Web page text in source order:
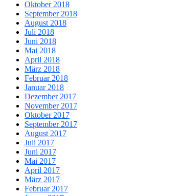
Oktober 2018
September 2018
August 2018
Juli 2018
Juni 2018
Mai 2018
April 2018
März 2018
Februar 2018
Januar 2018
Dezember 2017
November 2017
Oktober 2017
September 2017
August 2017
Juli 2017
Juni 2017
Mai 2017
April 2017
März 2017
Februar 2017